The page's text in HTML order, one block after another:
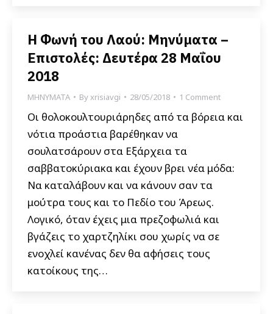
Η Φωνή του Λαού: Μηνύματα –
Επιστολές: Δευτέρα 28 Μαΐου
2018
ΜΗΝΥΜΑΤΑ Byxrisiavgi 28/05/2018 1 Comment
Οι θολοκουλτουριάρηδες από τα βόρεια και
νότια προάστια βαρέθηκαν να
σουλατσάρουν στα Εξάρχεια τα
σαββατοκύριακα και έχουν βρει νέα μόδα:
Να καταλάβουν και να κάνουν σαν τα
μούτρα τους και το Πεδίο του Άρεως.
Λογικό, όταν έχεις μια πρεζοφωλιά και
βγάζεις το χαρτζηλίκι σου χωρίς να σε
ενοχλεί κανένας δεν θα αφήσεις τους
κατοίκους της…